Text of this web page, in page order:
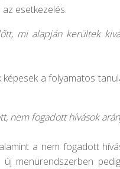
esetkezelés.
mi alapján kerültek
a folyamatos
nem fogadott hívások
a nem fogadott
menürendszerben